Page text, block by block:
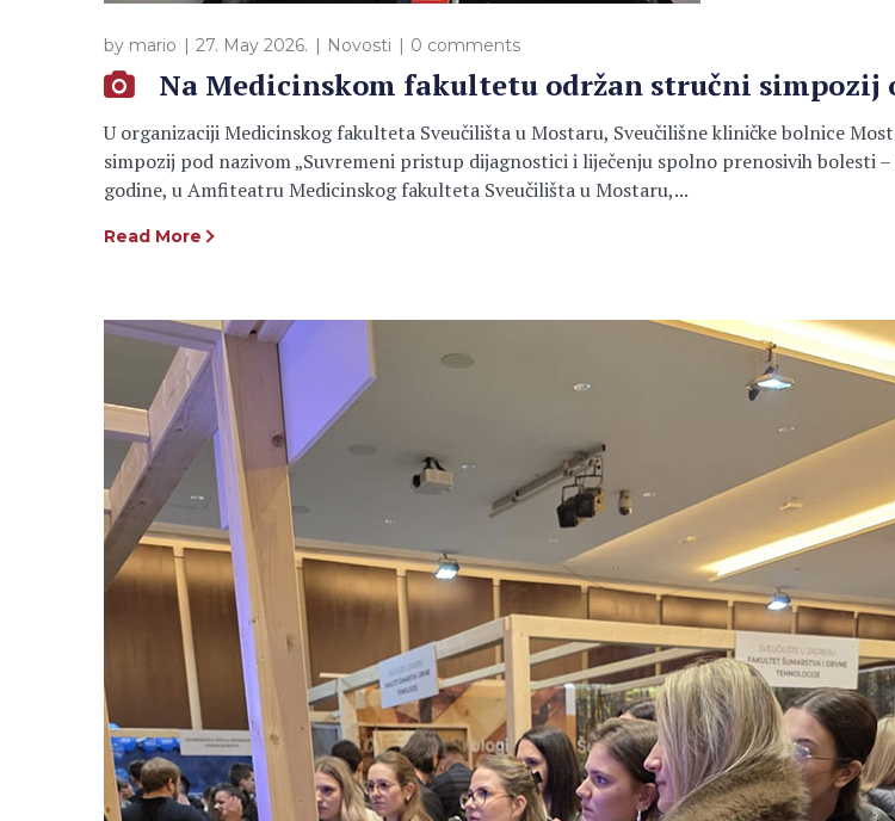
by mario 27. May 2026. Novosti 0 comments
Na Medicinskom fakultetu održan stručni simpozij
U organizaciji Medicinskog fakulteta Sveučilišta u Mostaru, Sveučilišne kliničke bolnice
simpozij pod nazivom „Suvremeni pristup dijagnostici i liječenju spolno prenosivih bolesti
godine, u Amfiteatru Medicinskog fakulteta Sveučilišta u Mostaru,...
Read More